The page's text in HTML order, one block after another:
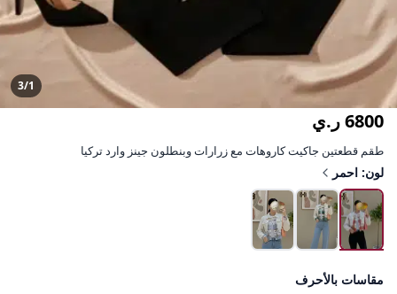
3/1
6800 ر.ي
طقم قطعتين جاكيت كاروهات مع زرارات وبنطلون جينز وارد تركيا
لون: احمر
مقاسات بالأحرف